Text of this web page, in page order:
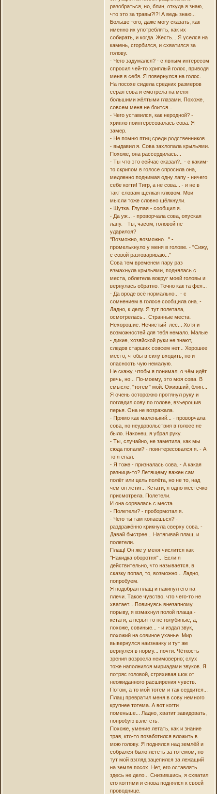
разобраться, но, блин, откуда я знаю,
что это за травы?!?! А ведь знаю...
Больше того, даже могу сказать, как
именно их употреблять, как их
собирать, и когда. Жесть... Я уселся на
камень, сгорбился, и схватился за
голову.
- Чего задумался? - с явным интересом
спросил чей-то хриплый голос, приводя
меня в себя. Я повернулся на голос.
На посохе сидела средних размеров
серая сова и смотрела на меня
большими жёлтыми глазами. Похоже,
совсем меня не боится...
- Чего уставился, как неродной? -
хрипло поинтересовалась сова. Я
замер.
- Не помню птиц среди родственников...
- выдавил я. Сова захлопала крыльями.
Похоже, она рассердилась...
- Ты что это сейчас сказал?.. - с каким-
то скрипом в голосе спросила она,
медленно поднимая одну лапу - ничего
себе когти! Тигр, а не сова... - и не в
такт словам щёлкая клювом. Мои
мысли тоже словно щёлкнули.
- Шутка. Глупая - сообщил я.
- Да уж... - проворчала сова, опуская
лапу. - Ты, часом, головой не
ударился?
"Возможно, возможно..." -
промелькнуло у меня в голове. - "Сижу,
с совой разговариваю..."
Сова тем временем пару раз
взмахнула крыльями, поднялась с
места, облетела вокруг моей головы и
вернулась обратно. Точно как та фея...
- Да вроде всё нормально... - с
сомнением в голосе сообщила она. -
Ладно, к делу. Я тут полетала,
осмотрелась... Странные места.
Нехорошие. Нечистый лес... Хотя и
возможностей для тебя немало. Малые
- дикие, хозяйской руки не знают,
следов старших совсем нет... Хорошее
место, чтобы в силу входить, но и
опасность чую немалую.
Не скажу, чтобы я понимал, о чём идёт
речь, но... По-моему, это моя сова. В
смысле, "тотем" мой. Оживший, блин...
Я очень осторожно протянул руку и
погладил сову по голове, взъерошив
перья. Она не возражала.
- Прямо как маленький... - проворчала
сова, но неудовольствия в голосе не
было. Наконец, я убрал руку.
- Ты, случайно, не заметила, как мы
сюда попали? - поинтересовался я. - А
то я спал.
- Я тоже - призналась сова. - А какая
разница-то? Летящему важен сам
полёт или цель полёта, но не то, над
чем он летит... Кстати, я одно местечко
присмотрела. Полетели.
И она сорвалась с места.
- Полетели? - пробормотал я.
- Чего ты там копаешься? -
раздражённо крикнула сверху сова. -
Давай быстрее... Натягивай плащ, и
полетели.
Плащ! Он же у меня числится как
"Накидка оборотня"... Если я
действительно, что называется, в
сказку попал, то, возможно... Ладно,
попробуем.
Я подобрал плащ и накинул его на
плечи. Такое чувство, что чего-то не
хватает... Повинуясь внезапному
порыву, я взмахнул полой плаща -
кстати, а перья-то не голубиные, а,
похоже, совиные... - и издал звук,
похожий на совиное уханье. Мир
вывернулся наизнанку и тут же
вернулся в норму... почти. Чёткость
зрения возросла неимоверно; слух
тоже наполнился мириадами звуков. Я
потряс головой, стряхивая шок от
неожиданного расширения чувств.
Потом, а то мой тотем и так сердится...
Плащ превратил меня в сову немного
крупнее тотема. А вот когти
поменьше... Ладно, хватит завидовать,
попробую взлететь.
Похоже, умение летать, как и знание
трав, кто-то позаботился вложить в
мою голову. Я поднялся над землёй и
собрался было лететь за тотемом, но
тут мой взгляд зацепился за лежащий
на земле посох. Нет, его оставлять
здесь не дело... Снизившись, я схватил
его когтями и снова поднялся к своей
проводнице.